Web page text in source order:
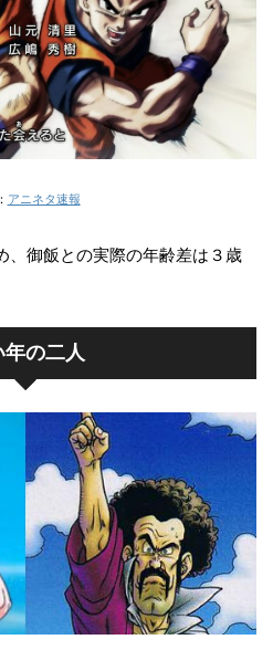
アニネタ速報
、御飯との実際の年齢差は３歳
年の二人